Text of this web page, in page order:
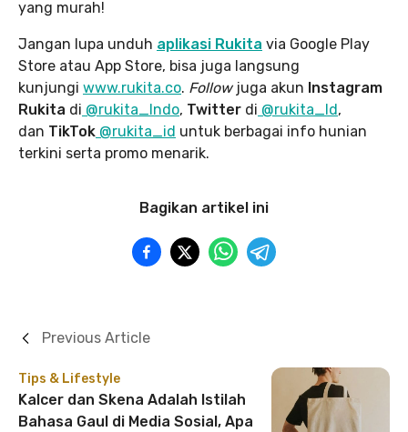
yang murah!
Jangan lupa unduh aplikasi Rukita via Google Play
Store atau App Store, bisa juga langsung
kunjungi www.rukita.co. Follow juga akun Instagram
Rukita di @rukita_Indo, Twitter di @rukita_Id ,
dan TikTok @rukita_id untuk berbagai info hunian
terkini serta promo menarik.
Bagikan artikel ini
Tips & Lifestyle
Kalcer dan Skena Adalah Istilah
Bahasa Gaul di Media Sosial, Apa
Previous Article